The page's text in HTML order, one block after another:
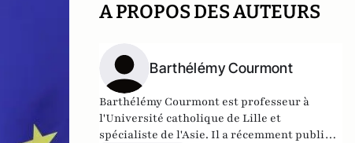
A PROPOS DES AUTEURS
Barthélémy Courmont
Barthélémy Courmont est professeur à
l'Université catholique de Lille et
spécialiste de l'Asie. Il a récemment publié